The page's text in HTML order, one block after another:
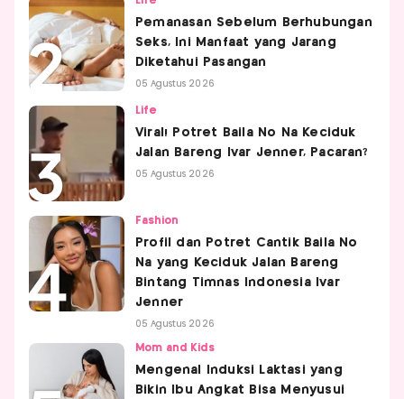
Pemanasan Sebelum Berhubungan
Seks, Ini Manfaat yang Jarang
Diketahui Pasangan
05 Agustus 2026
Life
Viral! Potret Baila No Na Keciduk
Jalan Bareng Ivar Jenner, Pacaran?
05 Agustus 2026
Fashion
Profil dan Potret Cantik Baila No
Na yang Keciduk Jalan Bareng
Bintang Timnas Indonesia Ivar
Jenner
05 Agustus 2026
Mom and Kids
Mengenal Induksi Laktasi yang
Bikin Ibu Angkat Bisa Menyusui